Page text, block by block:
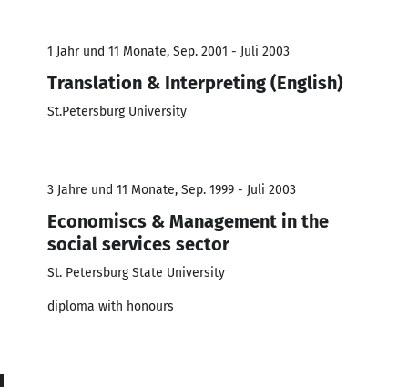
1 Jahr und 11 Monate, Sep. 2001 - Juli 2003
Translation & Interpreting (English)
St.Petersburg University
3 Jahre und 11 Monate, Sep. 1999 - Juli 2003
Economiscs & Management in the
social services sector
St. Petersburg State University
diploma with honours